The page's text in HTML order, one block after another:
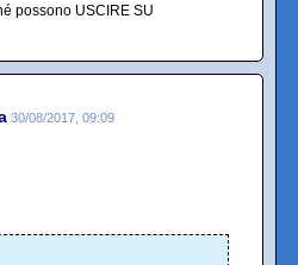
possono USCIRE SU
30/08/2017, 09:09